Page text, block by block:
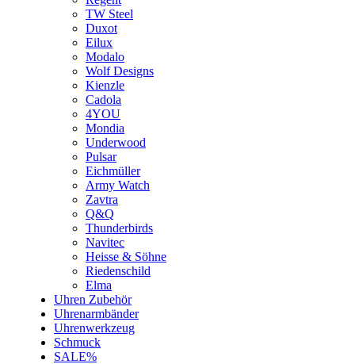
TW Steel
Duxot
Eilux
Modalo
Wolf Designs
Kienzle
Cadola
4YOU
Mondia
Underwood
Pulsar
Eichmüller
Army Watch
Zavtra
Q&Q
Thunderbirds
Navitec
Heisse & Söhne
Riedenschild
Elma
Uhren Zubehör
Uhrenarmbänder
Uhrenwerkzeug
Schmuck
SALE%